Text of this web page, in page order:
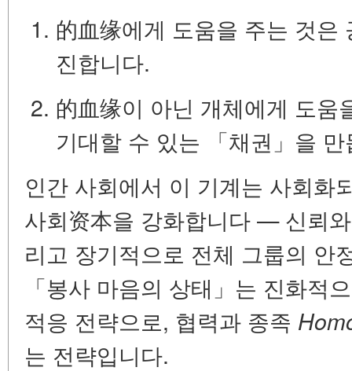
的血缘에게 도움을 주는 것은
진합니다.
的血缘이 아닌 개체에게 도움
기대할 수 있는 「채권」을
인간 사회에서 이 기계는 사회화
사회资本을 강화합니다 — 신뢰
리고 장기적으로 전체 그룹의 안
「봉사 마음의 상태」는 진화적
적응 전략으로, 협력과 종족
는 전략입니다.